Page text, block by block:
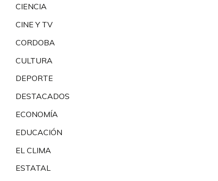
CIENCIA
CINE Y TV
CORDOBA
CULTURA
DEPORTE
DESTACADOS
ECONOMÍA
EDUCACIÓN
EL CLIMA
ESTATAL